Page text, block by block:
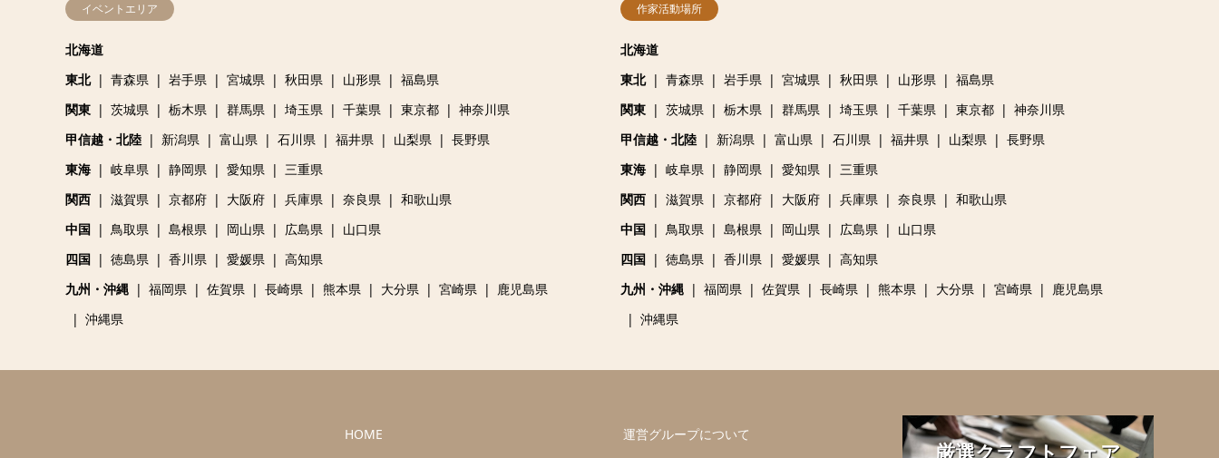
イベントエリア
北海道
東北
青森県 岩手県 宮城県 秋田県 山形県
福島県
関東
茨城県 栃木県 群馬県 埼玉県 千葉県 東京都
神奈川県
甲信越・北陸
新潟県 富山県 石川県 福井県 山梨県
長野県
東海
岐阜県 静岡県 愛知県
三重県
関西
滋賀県 京都府 大阪府 兵庫県 奈良県
和歌山県
中国
鳥取県 島根県 岡山県 広島県
山口県
四国
徳島県 香川県 愛媛県
高知県
九州・沖縄
福岡県 佐賀県 長崎県 熊本県 大分県 宮崎県
鹿児島県
沖縄県
作家活動場所
北海道
東北
青森県 岩手県 宮城県 秋田県 山形県
福島県
関東
茨城県 栃木県 群馬県 埼玉県 千葉県 東京都
神奈川県
甲信越・北陸
新潟県 富山県 石川県 福井県 山梨県
長野県
東海
岐阜県 静岡県 愛知県
三重県
関西
滋賀県 京都府 大阪府 兵庫県 奈良県
和歌山県
中国
鳥取県 島根県 岡山県 広島県
山口県
四国
徳島県 香川県 愛媛県
高知県
九州・沖縄
福岡県 佐賀県 長崎県 熊本県 大分県 宮崎県
鹿児島県
沖縄県
HOME 運営グループについて
厳選クラフトフェア